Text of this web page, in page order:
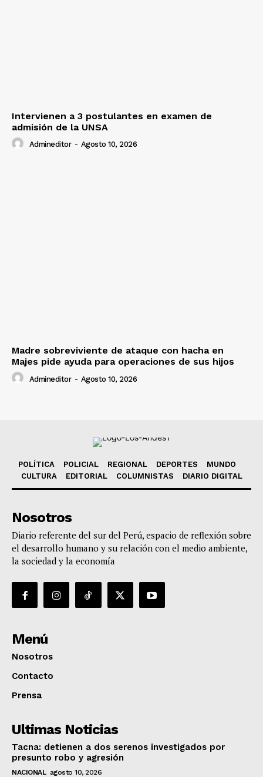
Intervienen a 3 postulantes en examen de
admisión de la UNSA
Admineditor - Agosto 10, 2026
Madre sobreviviente de ataque con hacha en
Majes pide ayuda para operaciones de sus hijos
Admineditor - Agosto 10, 2026
POLÍTICA POLICIAL REGIONAL DEPORTES
MUNDO
CULTURA
EDITORIAL COLUMNISTAS DIARIO DIGITAL
Nosotros
Diario referente del sur del Perú, espacio de reflexión sobre
el desarrollo humano y su relación con el medio ambiente,
la sociedad y la economía
Menú
Nosotros
Contacto
Prensa
Ultimas Noticias
Tacna: detienen a dos serenos investigados por
presunto robo y agresión
NACIONAL agosto 10, 2026